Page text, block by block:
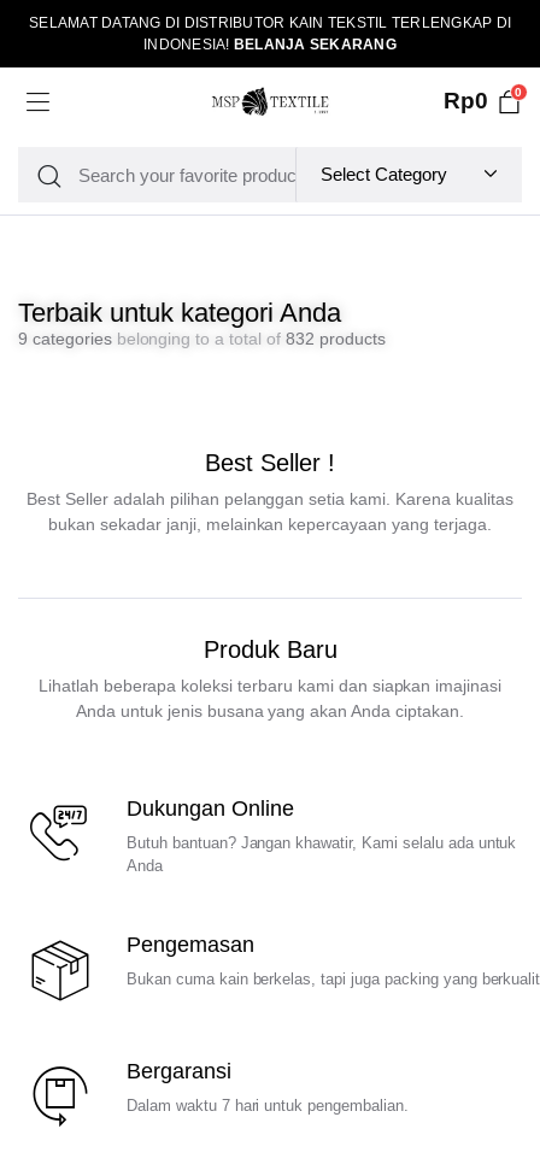
SELAMAT DATANG DI DISTRIBUTOR KAIN TEKSTIL TERLENGKAP DI
INDONESIA! BELANJA SEKARANG
Rp0 0
Terbaik untuk kategori Anda
9 categoriesbelonging to a total of 832 products
Best Seller !
Best Seller adalah pilihan pelanggan setia kami. Karena kualitas
bukan sekadar janji, melainkan kepercayaan yang terjaga.
Produk Baru
Lihatlah beberapa koleksi terbaru kami dan siapkan imajinasi
Anda untuk jenis busana yang akan Anda ciptakan.
Dukungan Online
Butuh bantuan? Jangan khawatir, Kami selalu ada untuk
Anda
Pengemasan
Bukan cuma kain berkelas, tapi juga packing yang
Bergaransi
Dalam waktu 7 hari untuk pengembalian.